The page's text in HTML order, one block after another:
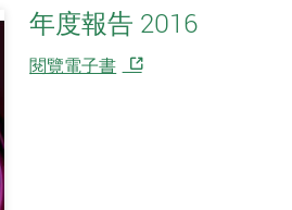
年度報告 2016
閱覽電子書